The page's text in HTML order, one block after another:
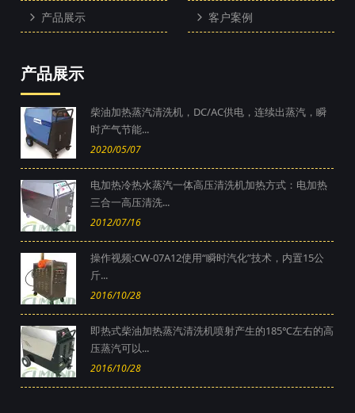
产品展示 客户案例
产品展示
柴油加热蒸汽清洗机，DC/AC供电，连续出蒸汽，瞬
时产气节能...
2020/05/07
电加热冷热水蒸汽一体高压清洗机加热方式：电加热
三合一高压清洗...
2012/07/16
操作视频:CW-07A12使用“瞬时汽化”技术，内置15公
斤...
2016/10/28
即热式柴油加热蒸汽清洗机喷射产生的185℃左右的高
压蒸汽可以...
2016/10/28